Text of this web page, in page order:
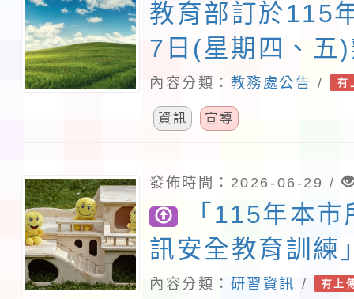
教育部訂於115
7日(星期四、五
「2026數位學
壇」一案，請踴
內容分類： 教務處公告 / 有
資訊 宣導
發佈時間：2026-06-29 /
「115年本
訊安全教育訓練
定研習3小時
內容分類： 研習資訊 / 有上